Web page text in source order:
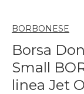
BORBONESE
Borsa
Small
linea Jet